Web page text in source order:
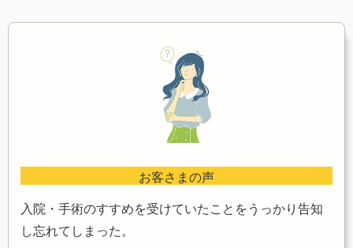
お客さまの声
入院・手術のすすめを受けていたことをうっかり告知
し忘れてしまった。